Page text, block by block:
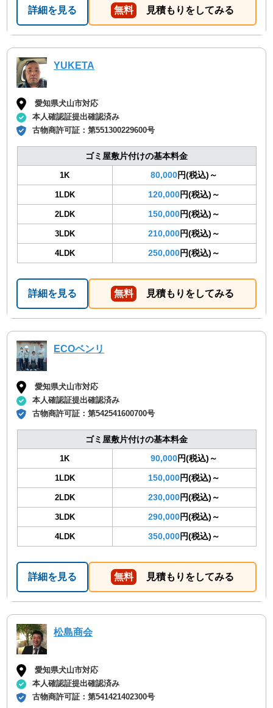
詳細を見る 無料 見積もりをしてみる
YUKETA
愛知県犬山市対応
本人確認証提出確認済み
古物商許可証：第551300229600号
ゴミ屋敷片付けの基本料金
1K 80,000円(税込)～
1LDK 120,000円(税込)～
2LDK 150,000円(税込)～
3LDK 210,000円(税込)～
4LDK 250,000円(税込)～
詳細を見る 無料 見積もりをしてみる
ECOベンリ
愛知県犬山市対応
本人確認証提出確認済み
古物商許可証：第542541600700号
ゴミ屋敷片付けの基本料金
1K 90,000円(税込)～
1LDK 150,000円(税込)～
2LDK 230,000円(税込)～
3LDK 290,000円(税込)～
4LDK 350,000円(税込)～
詳細を見る 無料 見積もりをしてみる
松島商会
愛知県犬山市対応
本人確認証提出確認済み
古物商許可証：第541421402300号